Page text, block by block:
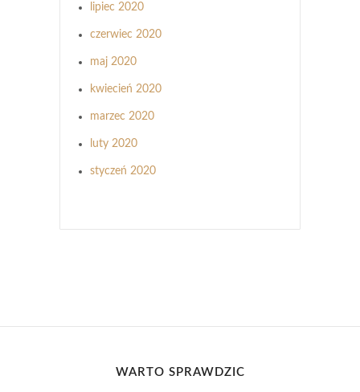
lipiec 2020
czerwiec 2020
maj 2020
kwiecień 2020
marzec 2020
luty 2020
styczeń 2020
WARTO SPRAWDZIĆ